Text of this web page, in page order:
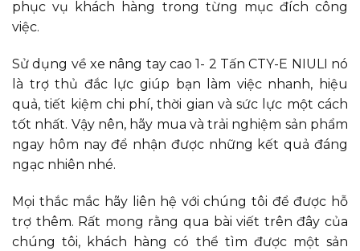
phục vụ khách hàng trong từng mục đích công
việc.
Sử dụng về xe nâng tay cao 1- 2 Tấn CTY-E NIULI nó
là trợ thủ đắc lực giúp bạn làm việc nhanh, hiệu
quả, tiết kiệm chi phí, thời gian và sức lực một cách
tốt nhất. Vậy nên, hãy mua và trải nghiệm sản phẩm
ngay hôm nay để nhận được những kết quả đáng
ngạc nhiên nhé.
Mọi thắc mắc hãy liên hệ với chúng tôi để được hỗ
trợ thêm. Rất mong rằng qua bài viết trên đây của
chúng tôi, khách hàng có thể tìm được một sản